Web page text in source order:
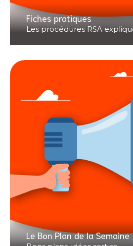
Fiches pratiques
Les procédures RSA
Le Bon Plan de la Semaine